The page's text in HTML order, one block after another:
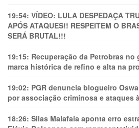
19:54: VÍDEO: LULA DESPEDAÇA
APÓS ATAQUES!! RESPEITEM O
SERÁ BRUTAL!!!
19:15: Recuperação da Petrobras
marca histórica de refino e alta na
19:02: PGR denuncia blogueiro
por associação criminosa e ataques
18:26: Silas Malafaia aponta erro